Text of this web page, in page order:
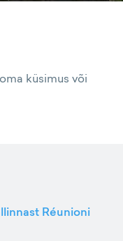
küsimus või
Réunioni